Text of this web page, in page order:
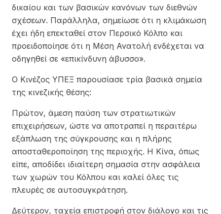
δικαίου και των βασικών κανόνων των διεθνών
σχέσεων. Παράλληλα, σημείωσε ότι η κλιμάκωση
έχει ήδη επεκταθεί στον Περσικό Κόλπο και
προειδοποίησε ότι η Μέση Ανατολή ενδέχεται να
οδηγηθεί σε «επικίνδυνη άβυσσο».
Ο Κινέζος ΥΠΕΞ παρουσίασε τρία βασικά σημεία
της κινεζικής θέσης:
Πρώτον, άμεση παύση των στρατιωτικών
επιχειρήσεων, ώστε να αποτραπεί η περαιτέρω
εξάπλωση της σύγκρουσης και η πλήρης
αποσταθεροποίηση της περιοχής. Η Κίνα, όπως
είπε, αποδίδει ιδιαίτερη σημασία στην ασφάλεια
των χωρών του Κόλπου και καλεί όλες τις
πλευρές σε αυτοσυγκράτηση.
Δεύτερον, ταχεία επιστροφή στον διάλογο και τις